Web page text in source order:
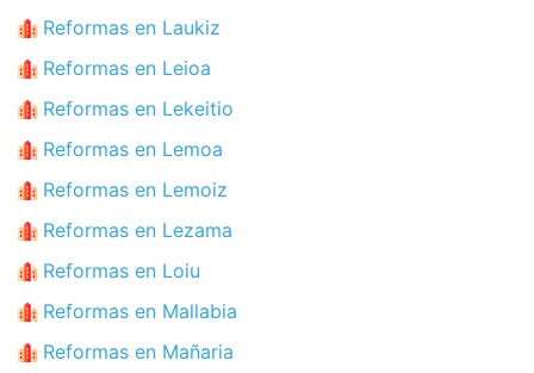
Reformas en Laukiz
Reformas en Leioa
Reformas en Lekeitio
Reformas en Lemoa
Reformas en Lemoiz
Reformas en Lezama
Reformas en Loiu
Reformas en Mallabia
Reformas en Mañaria